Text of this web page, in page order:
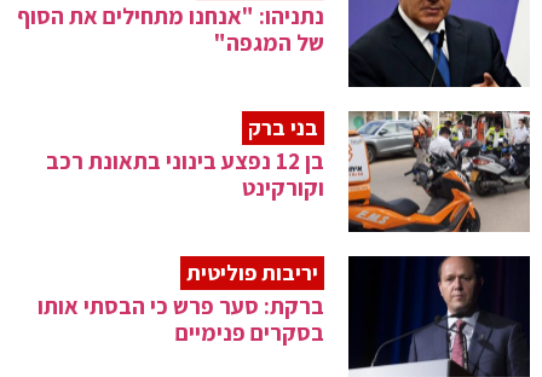
נתניהו: "אנחנו מתחילים את הסוף
של המגפה"
בני ברק
בן 12 נפצע בינוני בתאונת רכב
וקורקינט
יריבות פוליטית
ברקת: סער פרש כי הבסתי אותו
בסקרים פנימיים